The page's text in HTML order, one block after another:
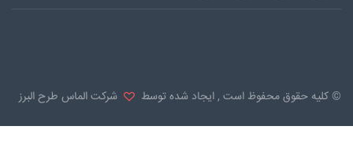
© کلیه حقوق محفوظ است , ایجاد شده توسط شرکت الماس طرح البرز